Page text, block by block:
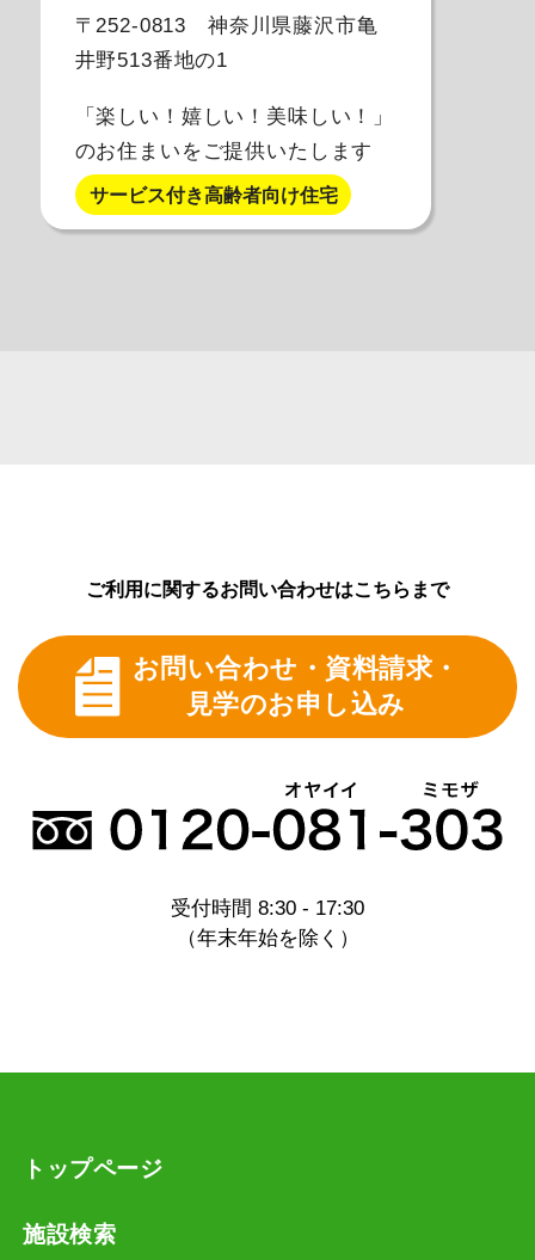
〒252-0813 神奈川県藤沢市亀
井野513番地の1
「楽しい！嬉しい！美味しい！」
のお住まいをご提供いたします
サービス付き高齢者向け住宅
ご利用に関するお問い合わせはこちらまで
お問い合わせ・資料請求・
見学のお申し込み
受付時間 8:30 - 17:30
（年末年始を除く）
トップページ
施設検索